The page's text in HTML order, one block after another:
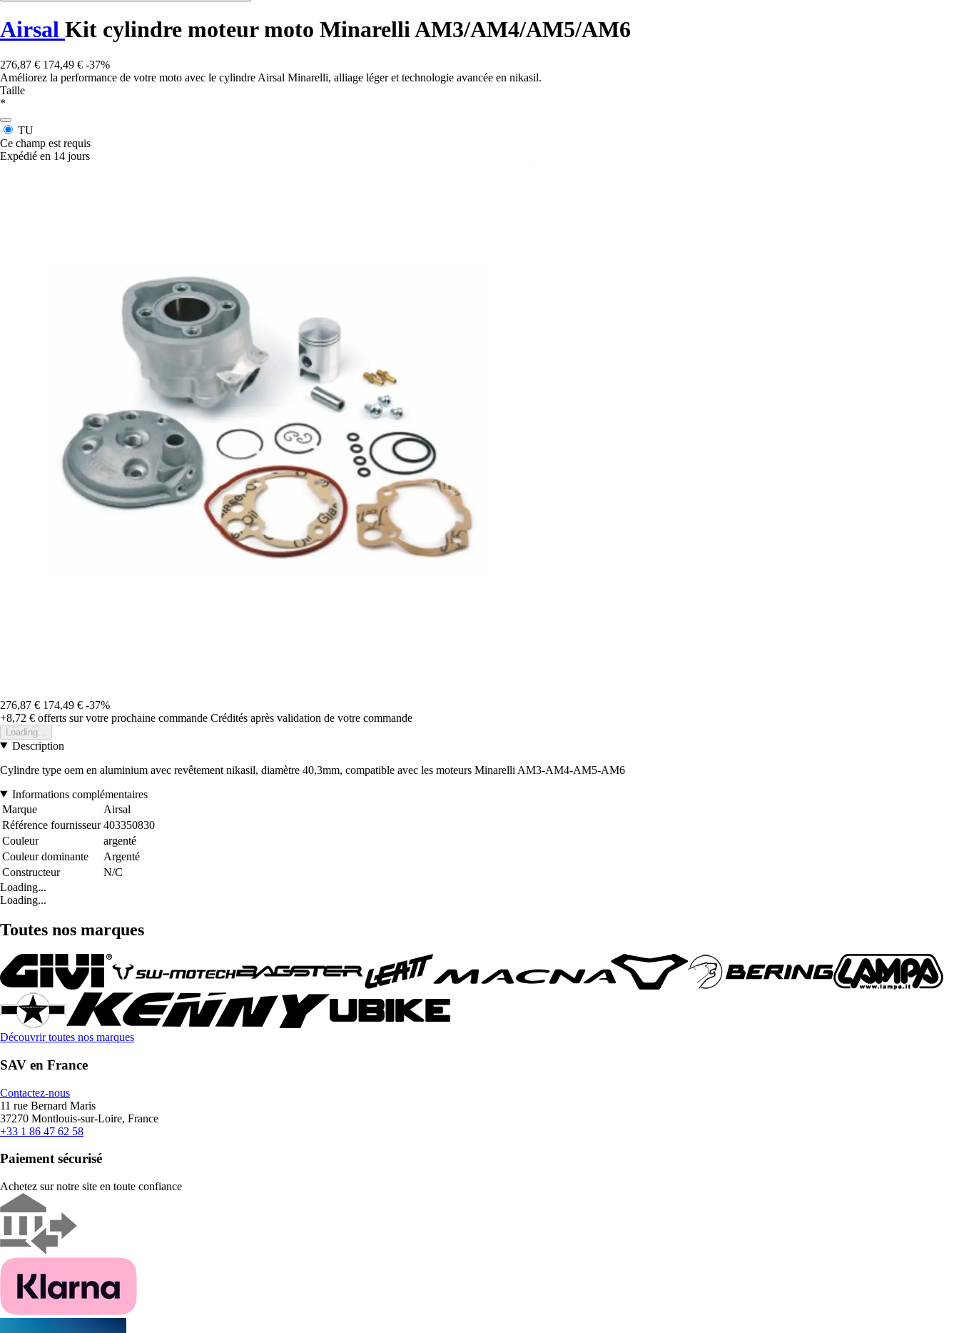
Airsal Kit cylindre moteur moto Minarelli AM3/AM4/AM5/AM6
276,87 € 174,49 € -37%
Améliorez la performance de votre moto avec le cylindre Airsal Minarelli, alliage léger et technologie avancée en nikasil.
Taille
*
TU
Ce champ est requis
Expédié en 14 jours
276,87 € 174,49 € -37%
+8,72 € offerts sur votre prochaine commande Crédités après validation de votre commande
Loading...
Description
Cylindre type oem en aluminium avec revêtement nikasil, diamètre 40,3mm, compatible avec les moteurs Minarelli AM3-AM4-AM5-AM6
Informations complémentaires
Marque
Airsal
Référence fournisseur 403350830
Couleur
argenté
Couleur dominante
Argenté
Constructeur
N/C
Loading...
Loading...
Toutes nos marques
Découvrir toutes nos marques
SAV en France
Contactez-nous
11 rue Bernard Maris
37270 Montlouis-sur-Loire, France
+33 1 86 47 62 58
Paiement sécurisé
Achetez sur notre site en toute confiance